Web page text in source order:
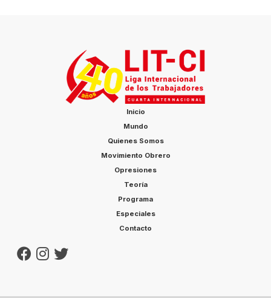
Inicio
Mundo
Quienes Somos
Movimiento Obrero
Opresiones
Teoría
Programa
Especiales
Contacto